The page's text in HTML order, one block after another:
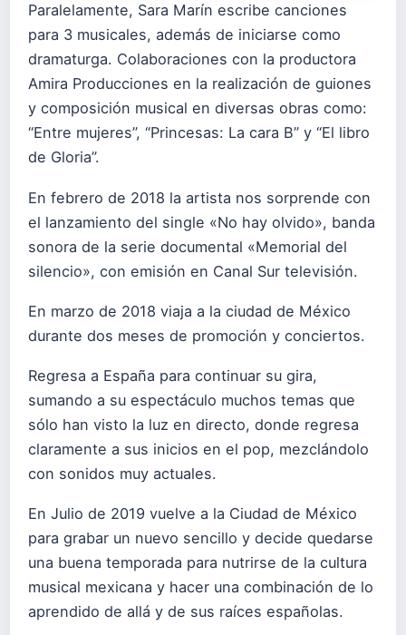
Paralelamente, Sara Marín escribe canciones
para 3 musicales, además de iniciarse como
dramaturga. Colaboraciones con la productora
Amira Producciones en la realización de guiones
y composición musical en diversas obras como:
“Entre mujeres”, “Princesas: La cara B” y “El libro
de Gloria”.
En febrero de 2018 la artista nos sorprende con
el lanzamiento del single «No hay olvido», banda
sonora de la serie documental «Memorial del
silencio», con emisión en Canal Sur televisión.
En marzo de 2018 viaja a la ciudad de México
durante dos meses de promoción y conciertos.
Regresa a España para continuar su gira,
sumando a su espectáculo muchos temas que
sólo han visto la luz en directo, donde regresa
claramente a sus inicios en el pop, mezclándolo
con sonidos muy actuales.
En Julio de 2019 vuelve a la Ciudad de México
para grabar un nuevo sencillo y decide quedarse
una buena temporada para nutrirse de la cultura
musical mexicana y hacer una combinación de lo
aprendido de allá y de sus raíces españolas.